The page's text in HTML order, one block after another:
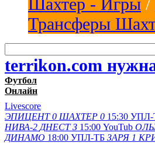
Трансферы
terrikon.com
Футбол
Онлайн
Livescore
ЭПИЦЕНТ 0 ШАХТЕР 0 15:30 УПЛ-
НИВА-2 ДНЕСТ З 15:00 YouTub
ДИНАМО 18:00 УПЛ-ТБ ЗАРЯ 1